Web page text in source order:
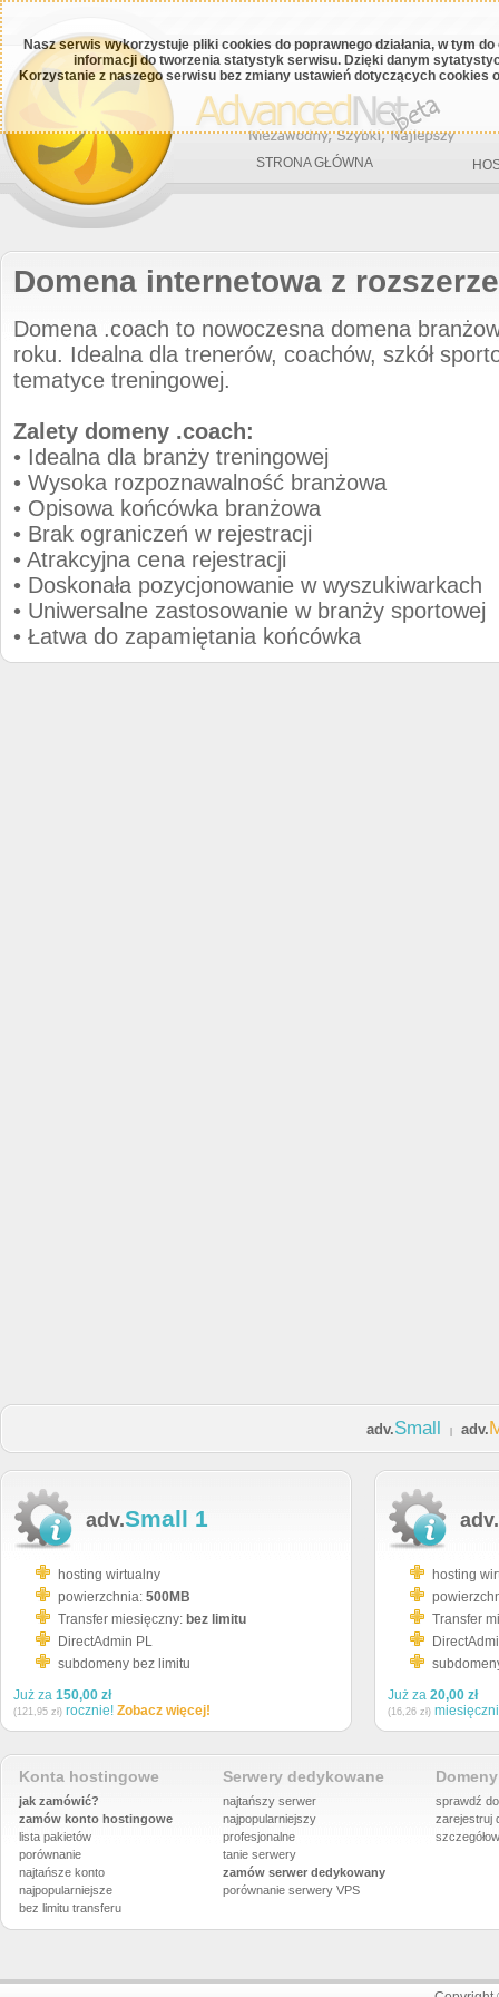
Nasz serwis wykorzystuje pliki cookies do poprawnego działania, w tym
informacji do tworzenia statystyk serwisu. Dzięki danym
Korzystanie z naszego serwisu bez zmiany ustawień dotyczących cookies
STRONA GŁÓWNA
Domena internetowa z
Domena .coach to nowoczesna domena
roku. Idealna dla trenerów, coachów, szkół
tematyce treningowej.
Zalety domeny .coach:
• Idealna dla branży treningowej
• Wysoka rozpoznawalność branżowa
• Opisowa końcówka branżowa
• Brak ograniczeń w rejestracji
• Atrakcyjna cena rejestracji
• Doskonała pozycjonowanie w wyszukiwarkach
• Uniwersalne zastosowanie w branży sportowej
• Łatwa do zapamiętania końcówka
adv.Small adv.
adv.Small 1
hosting wirtualny
powierzchnia: 500MB
Transfer miesięczny: bez limitu
DirectAdmin PL
subdomeny bez limitu
Już za 150,00 zł
(121,95 zł) rocznie! Zobacz więcej!
adv.
hosting
Transfer
Już za 20,00 zł
(16,26 zł)
Konta hostingowe
jak zamówić?
zamów konto hostingowe
lista pakietów
porównanie
najtańsze konto
najpopularniejsze
bez limitu transferu
Serwery dedykowane
najtańszy serwer
najpopularniejszy
profesjonalne
tanie serwery
zamów serwer dedykowany
porównanie serwery VPS
sprawdź
zarejestruj